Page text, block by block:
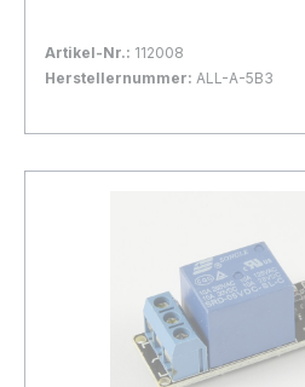
Artikel-Nr.: 112008
Herstellernummer: ALL-A-5B3
In den Warenkorb